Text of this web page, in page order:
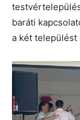
baráti
a két települést